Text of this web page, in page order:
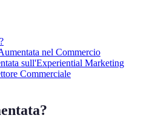
nel Commercio
sull'Experiential Marketing
Commerciale